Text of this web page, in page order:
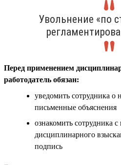
Увольнение «по
Перед применением
работодатель обязан:
уведомить сотрудника о
письменные объяснения
ознакомить сотрудника
дисциплинарного
подпись